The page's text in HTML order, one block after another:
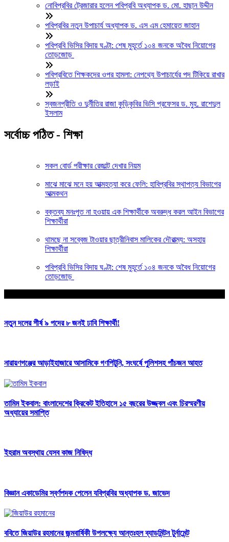
নোবিপ্রবির ট্রেজারার হলেন পবিপ্রবি অধ্যাপক ড. মো. হাছান উদ্দীন
পবিপ্রবির নতুন উপাচার্য অধ্যাপক ড. এস এম হেমায়েত জাহান
পবিপ্রবি ভিসির বিদায় ঘণ্টা: শেষ মুহূর্তে ১০৪ জনকে অবৈধ নিয়োগের
তোড়জোড়
পবিপ্রবিতে শিক্ষকদের ওপর হামলা: নেপথ্যে উপাচার্যের পদ টিকিয়ে রাখার
লড়াই
স্বজনপ্রীতি ও দুর্নীতির রাজা কুড়িকৃবির ভিসি প্রফেসর ড. মুহ. রাশেদুল
ইসলাম
সর্বোচ্চ পঠিত - শিক্ষা
সকল বোর্ড পরীক্ষার রেজাল্ট দেখার নিয়ম
মাঝে মাঝে মনে হয় আত্মহত্যা করে ফেলি: হাবিপ্রবির স্থাপত্য বিভাগের
আত্মকথন
বক্তব্য মনঃপুত না হওয়ায় এক শিক্ষার্থীকে অবরুদ্ধ করল আইন বিভাগের
শিক্ষার্থীরা
থামছে না সব্বেজ টাওয়ার ছাত্রীনিবাস মালিকের দৌরাত্ম্য: অসহায়
শিক্ষার্থীরা
পবিপ্রবি ভিসির বিদায় ঘণ্টা: শেষ মুহূর্তে ১০৪ জনকে অবৈধ নিয়োগের
তোড়জোড়
নতুন দলের শীর্ষ ৯ পদের ৮ জনই ঢাবি শিক্ষার্থী!
নারায়ণগঞ্জের আড়াইহাজারে আসামিকে গণপিটুনি, সংঘর্ষে পুলিশসহ পাঁচজন আহত
তামিম ইকবাল: বাংলাদেশের ক্রিকেট ইতিহাসে ১৫ বছরের উজ্জ্বল এবং চিরস্মরণীয়
অধ্যায়ের সমাপ্তি
ইহরাম অবস্থায় যেসব কাজ নিষিদ্ধ
বিজ্ঞান একাডেমির স্বর্ণপদক পেলেন যবিপ্রবির অধ্যাপক ড. জাভেদ
ববিতে জিয়াউর রহমানের জন্মবার্ষিকী উপলক্ষ্যে আন্তঃহল ব্যাডমিন্টন টুর্নামেন্ট